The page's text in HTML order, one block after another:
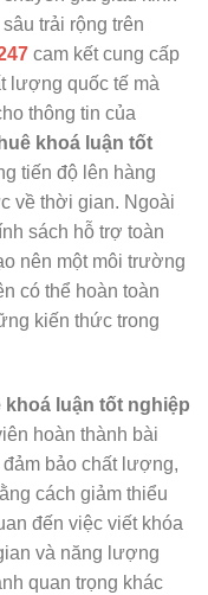
trải rộng trên
cam kết cung cấp
lượng quốc tế mà
thông tin của
khoá luận tốt
tiến độ lên hàng
về thời gian. Ngoài
sách hỗ trợ toàn
nên một môi trường
có thể hoàn toàn
kiến thức trong
luận tốt nghiệp
hoàn thành bài
bảo chất lượng,
cách giảm thiểu
đến việc viết khóa
và năng lượng
quan trọng khác